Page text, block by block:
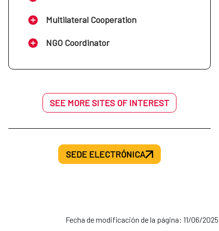
Multilateral Cooperation
NGO Coordinator
SEE MORE SITES OF INTEREST
SEDE ELECTRÓNICA
Fecha de modificación de la página: 11/06/2025